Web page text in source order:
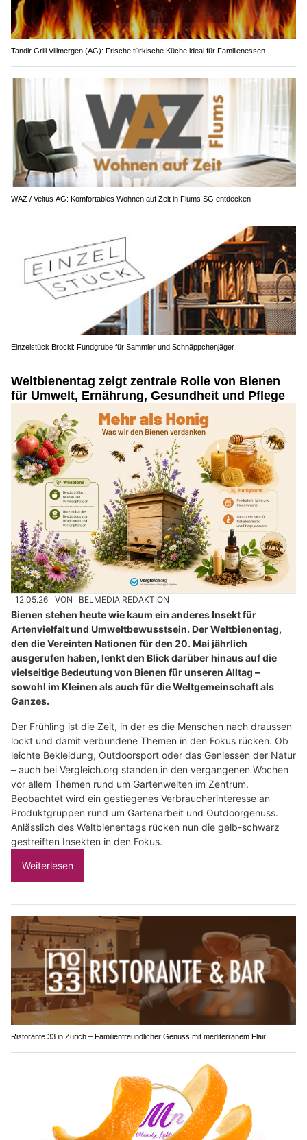
Tandir Grill Villmergen (AG): Frische türkische Küche ideal für Familienessen
WAZ / Veltus AG: Komfortables Wohnen auf Zeit in Flums SG entdecken
Einzelstück Brocki: Fundgrube für Sammler und Schnäppchenjäger
Weltbienentag zeigt zentrale Rolle von Bienen
für Umwelt, Ernährung, Gesundheit und Pflege
12.05.26 VON BELMEDIA REDAKTION
Bienen stehen heute wie kaum ein anderes Insekt für
Artenvielfalt und Umweltbewusstsein. Der Weltbienentag,
den die Vereinten Nationen für den 20. Mai jährlich
ausgerufen haben, lenkt den Blick darüber hinaus auf die
vielseitige Bedeutung von Bienen für unseren Alltag –
sowohl im Kleinen als auch für die Weltgemeinschaft als
Ganzes.
Der Frühling ist die Zeit, in der es die Menschen nach draussen
lockt und damit verbundene Themen in den Fokus rücken. Ob
leichte Bekleidung, Outdoorsport oder das Geniessen der Natur
– auch bei Vergleich.org standen in den vergangenen Wochen
vor allem Themen rund um Gartenwelten im Zentrum.
Beobachtet wird ein gestiegenes Verbraucherinteresse an
Produktgruppen rund um Gartenarbeit und Outdoorgenuss.
Anlässlich des Weltbienentags rücken nun die gelb-schwarz
gestreiften Insekten in den Fokus.
Weiterlesen
Ristorante 33 in Zürich – Familienfreundlicher Genuss mit mediterranem Flair